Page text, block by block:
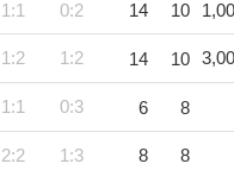
1:1 0:2 14 10 1,00
1:2 1:2 14 10 3,00
1:1 0:3 6 8
2:2 1:3 8 8